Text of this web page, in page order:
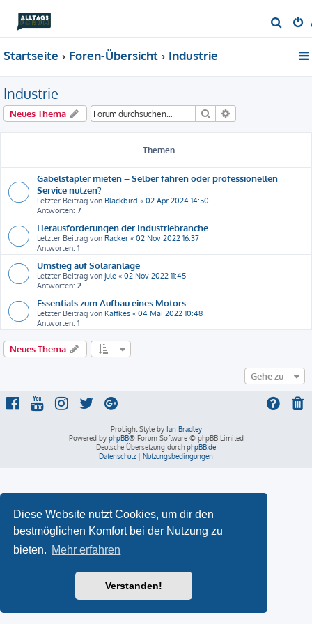
Diese Website nutzt Cookies, um dir den
bestmöglichen Komfort bei der Nutzung zu
bieten. Mehr erfahren
Verstanden!
u
Startseite Foren-Übersicht Industrie
Industrie
Neues Thema Suche
Themen
Gabelstapler mieten – Selber fahren oder professionellen
Service nutzen?
Letzter Beitrag von Blackbird « 02 Apr 2024 14:50
Antworten: 7
Herausforderungen der Industriebranche
Letzter Beitrag von Racker « 02 Nov 2022 16:37
Antworten: 1
Umstieg auf Solaranlage
Letzter Beitrag von jule « 02 Nov 2022 11:45
Antworten: 2
Essentials zum Aufbau eines Motors
Letzter Beitrag von Käffkes « 04 Mai 2022 10:48
Antworten: 1
Neues Thema
Gehe zu
ProLight Style by Ian Bradley
Powered by phpBB® Forum Software © phpBB Limited
Deutsche Übersetzung durch phpBB.de
Datenschutz | Nutzungsbedingungen